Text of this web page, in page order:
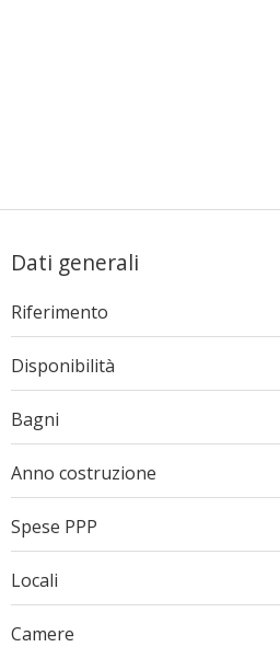
Dati generali
Riferimento
Disponibilità
Bagni
Anno costruzione
Spese PPP
Locali
Camere